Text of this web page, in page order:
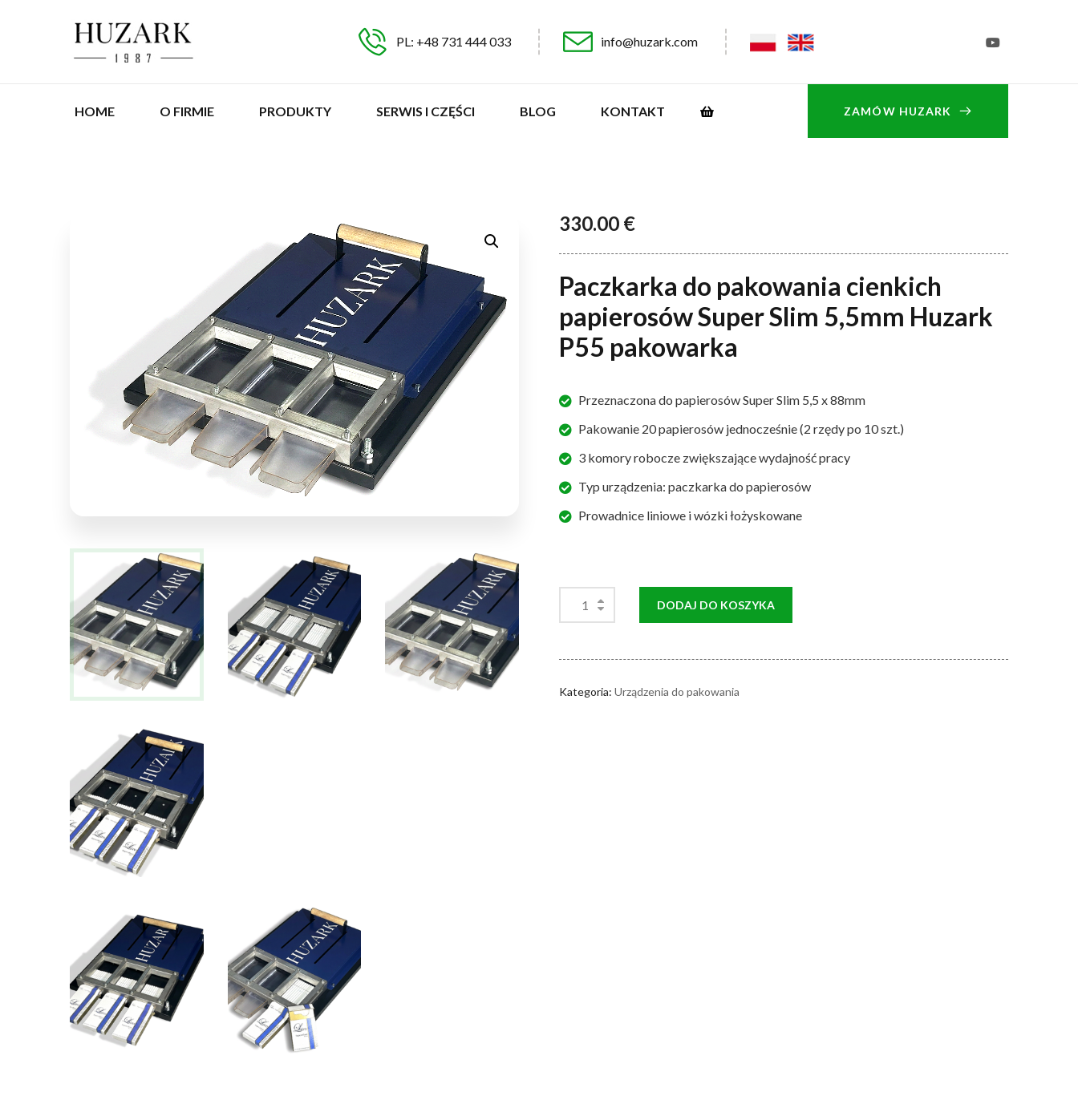
PL: +48 731 444 033 info@huzark.com
HOME O FIRMIE PRODUKTY SERWIS I CZĘŚCI BLOG KONTAKT ZAMÓW HUZARK
330.00 €
Paczkarka do pakowania cienkich
papierosów Super Slim 5,5mm Huzark
P55 pakowarka
Przeznaczona do papierosów Super Slim 5,5 x 88mm
Pakowanie 20 papierosów jednocześnie (2 rzędy po 10 szt.)
3 komory robocze zwiększające wydajność pracy
Typ urządzenia: paczkarka do papierosów
Prowadnice liniowe i wózki łożyskowane
DODAJ DO KOSZYKA
Kategoria: Urządzenia do pakowania